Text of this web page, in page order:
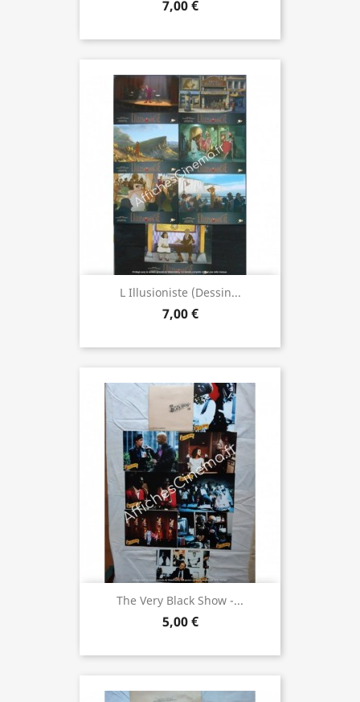
7,00 €
L Illusioniste (dessin...
7,00 €
The Very Black Show -...
5,00 €